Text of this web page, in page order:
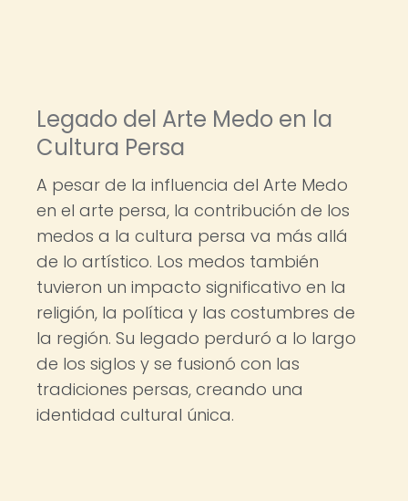
Legado del Arte Medo en la
Cultura Persa
A pesar de la influencia del Arte Medo
en el arte persa, la contribución de los
medos a la cultura persa va más allá
de lo artístico. Los medos también
tuvieron un impacto significativo en la
religión, la política y las costumbres de
la región. Su legado perduró a lo largo
de los siglos y se fusionó con las
tradiciones persas, creando una
identidad cultural única.